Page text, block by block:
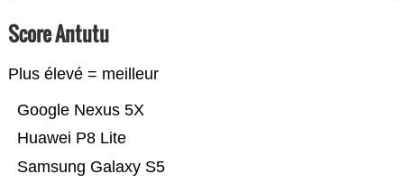
Score Antutu
Plus élevé = meilleur
Samsung Galaxy S5
Huawei P8 Lite
Google Nexus 5X